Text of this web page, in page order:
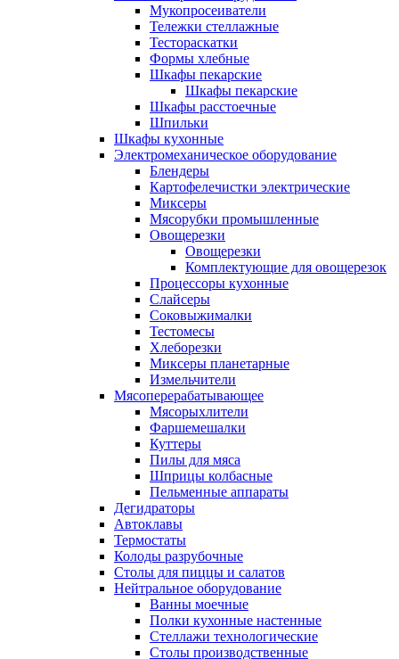
Мукопросеиватели
Тележки стеллажные
Тестораскатки
Формы хлебные
Шкафы пекарские
Шкафы пекарские
Шкафы расстоечные
Шпильки
Шкафы кухонные
Электромеханическое оборудование
Блендеры
Картофелечистки электрические
Миксеры
Мясорубки промышленные
Овощерезки
Овощерезки
Комплектующие для овощерезок
Процессоры кухонные
Слайсеры
Соковыжималки
Тестомесы
Хлеборезки
Миксеры планетарные
Измельчители
Мясоперерабатывающее
Мясорыхлители
Фаршемешалки
Куттеры
Пилы для мяса
Шприцы колбасные
Пельменные аппараты
Дегидраторы
Автоклавы
Термостаты
Колоды разрубочные
Столы для пиццы и салатов
Нейтральное оборудование
Ванны моечные
Полки кухонные настенные
Стеллажи технологические
Столы производственные